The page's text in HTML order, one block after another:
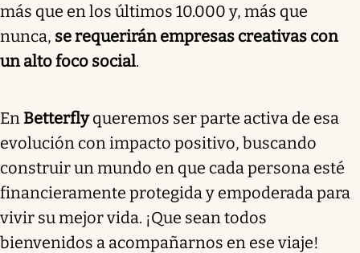
más que en los últimos 10.000 y, más que
nunca, se requerirán empresas creativas con
un alto foco social.
En Betterflyqueremos ser parte activa de esa
evolución con impacto positivo, buscando
construir un mundo en que cada persona esté
financieramente protegida y empoderada para
vivir su mejor vida. ¡Que sean todos
bienvenidos a acompañarnos en ese viaje!